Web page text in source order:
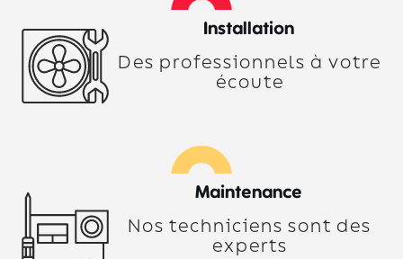
Installation
Des professionnels à votre
écoute
Maintenance
Nos techniciens sont des
experts